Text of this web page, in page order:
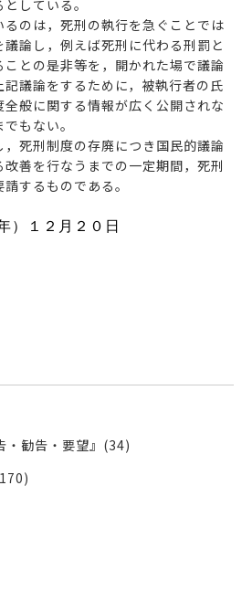
している。
のは，死刑の執行を急ぐことでは
論し，例えば死刑に代わる刑罰と
との是非等を，開かれた場で議論
議論をするために，被執行者の氏
般に関する情報が広く公開されな
もない。
死刑制度の存廃につき国民的議論
善を行なうまでの一定期間，死刑
するものである。
）１２月２０日
・勧告・要望』(34)